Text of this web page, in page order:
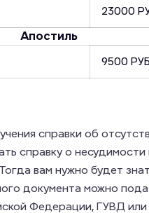
23000
Апостиль
9500
справки об
справку о
вам нужно будет
документа можно
Федерации, ГУВД или